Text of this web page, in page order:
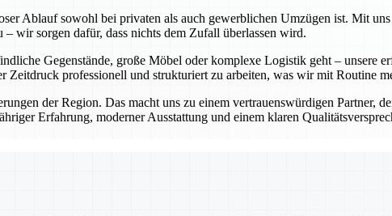
Ablauf sowohl bei privaten als auch gewerblichen Umzügen ist. Mit
wir sorgen dafür, dass nichts dem Zufall überlassen wird.
Gegenstände, große Möbel oder komplexe Logistik geht – unsere
Zeitdruck professionell und strukturiert zu arbeiten, was wir mit Routine
der Region. Das macht uns zu einem vertrauenswürdigen Partner,
Erfahrung, moderner Ausstattung und einem klaren